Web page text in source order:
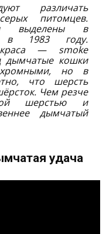
различать
питомцев.
выделены в
в 1983 году.
— smoke
дымчатые кошки
но в
что шерсть
Чем резче
шерстью и
дымчатый
удача